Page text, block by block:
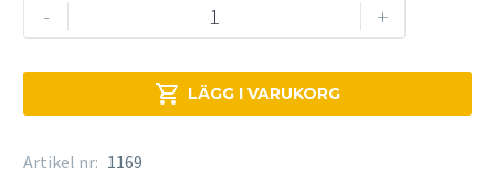
-
Elvinsch
WARN
+
 LÄGG I VARUKORG
Artikel nr: 1169